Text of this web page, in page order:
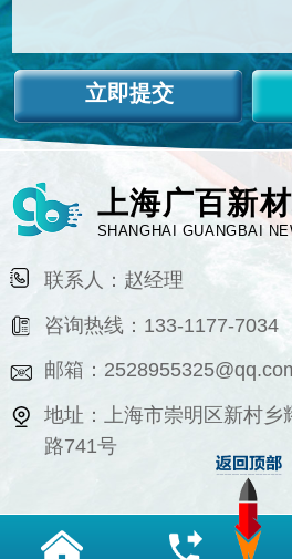
上海广百新
SHANGHAI GUANGBAI
联系人：赵经理
咨询热线：133-1177-7034
邮箱：
地址：上海市崇明区新村乡
路741号